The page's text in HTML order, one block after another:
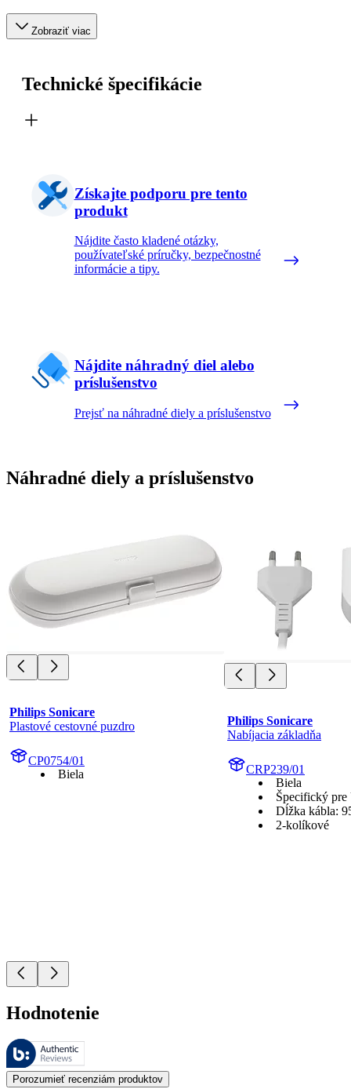
Zobraziť viac
Technické špecifikácie
Získajte podporu pre tento
produkt
Nájdite často kladené otázky,
používateľské príručky, bezpečnostné
informácie a tipy.
Nájdite náhradný diel alebo
príslušenstvo
Prejsť na náhradné diely a príslušenstvo
Náhradné diely a príslušenstvo
Philips Sonicare
Plastové cestovné puzdro
CP0754/01
Biela
Philips Sonicare
Nabíjacia základňa
CRP239/01
Biela
Špecifický
Dĺžka kábla:
2-kolíkové
Hodnotenie
Tieto recenzie spravuje Bazaarvoice a sú v súlade so Zásadami
Zákaznícke recenzie vo forme hodnotenia produktu a hviezdičiek
Porozumieť recenziám produktov